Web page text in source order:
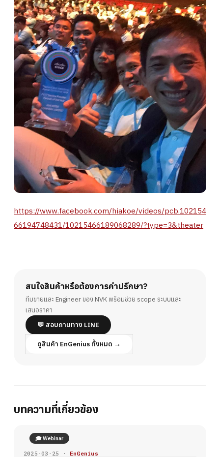
https://www.facebook.com/hiakoe/videos/pcb.102154
66194748431/10215466189068289/?type=3&theater
สนใจสินค้าหรือต้องการคำปรึกษา?
ทีมขายและ Engineer ของ NVK พร้อมช่วย scope ระบบและ
เสนอราคา
💬 สอบถามทาง LINE
ดูสินค้า EnGenius ทั้งหมด →
บทความที่เกี่ยวข้อง
🎓 Webinar
2025-03-25 · EnGenius